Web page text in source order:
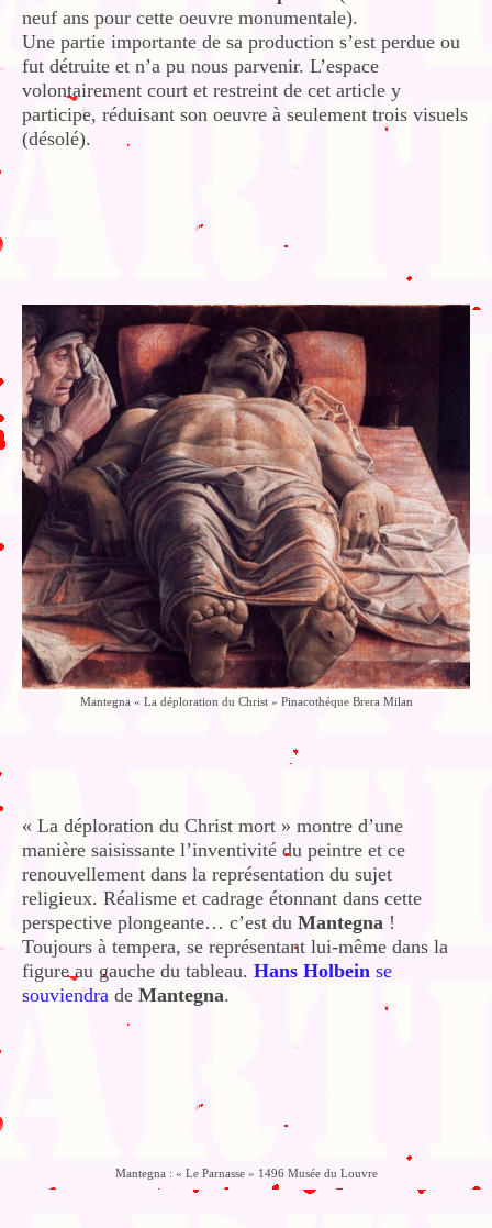
neuf ans pour cette oeuvre monumentale).
Une partie importante de sa production s’est perdue ou
fut détruite et n’a pu nous parvenir. L’espace
volontairement court et restreint de cet article y
participe, réduisant son oeuvre à seulement trois visuels
(désolé).
Mantegna « La déploration du Christ » Pinacothéque Brera Milan
« La déploration du Christ mort » montre d’une
manière saisissante l’inventivité du peintre et ce
renouvellement dans la représentation du sujet
religieux. Réalisme et cadrage étonnant dans cette
perspective plongeante… c’est du Mantegna !
Toujours à tempera, se représentant lui-même dans la
figure au gauche du tableau. Hans Holbein se
souviendra de Mantegna.
Mantegna : « Le Parnasse » 1496 Musée du Louvre